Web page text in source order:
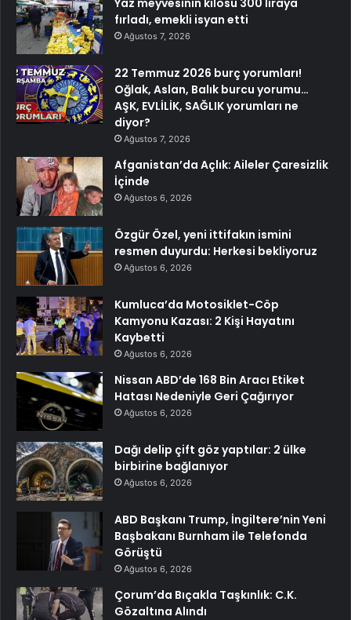
fırladı, emekli isyan etti
Ağustos 7, 2026
22 Temmuz 2026 burç yorumları!
Oğlak, Aslan, Balık burcu yorumu…
AŞK, EVLİLİK, SAĞLIK yorumları ne
diyor?
Ağustos 7, 2026
Afganistan’da Açlık: Aileler Çaresizlik
İçinde
Ağustos 6, 2026
Özgür Özel, yeni ittifakın ismini
resmen duyurdu: Herkesi bekliyoruz
Ağustos 6, 2026
Kumluca’da Motosiklet-Cöp
Kamyonu Kazası: 2 Kişi Hayatını
Kaybetti
Ağustos 6, 2026
Nissan ABD’de 168 Bin Aracı Etiket
Hatası Nedeniyle Geri Çağırıyor
Ağustos 6, 2026
Dağı delip çift göz yaptılar: 2 ülke
birbirine bağlanıyor
Ağustos 6, 2026
ABD Başkanı Trump, İngiltere’nin Yeni
Başbakanı Burnham ile Telefonda
Görüştü
Ağustos 6, 2026
Çorum’da Bıçakla Taşkınlık: C.K.
Gözaltına Alındı